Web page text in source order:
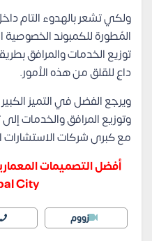
ولكي تشعر بالهدوء التام
المُطورة للكمبوند الخصوصية
توزيع الخدمات والمرافق
داعِ للقلق من هذه الأمور.
ويرجع الفضل في التميز
وتوزيع المرافق والخدمات
مع كبرى شركات الاستشارات
City
زووم